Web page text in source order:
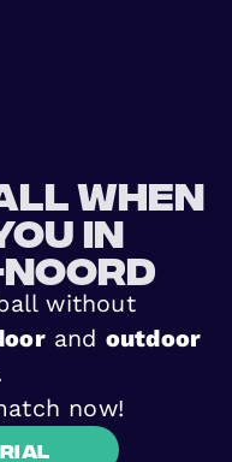
when
in
without
and outdoor
now!